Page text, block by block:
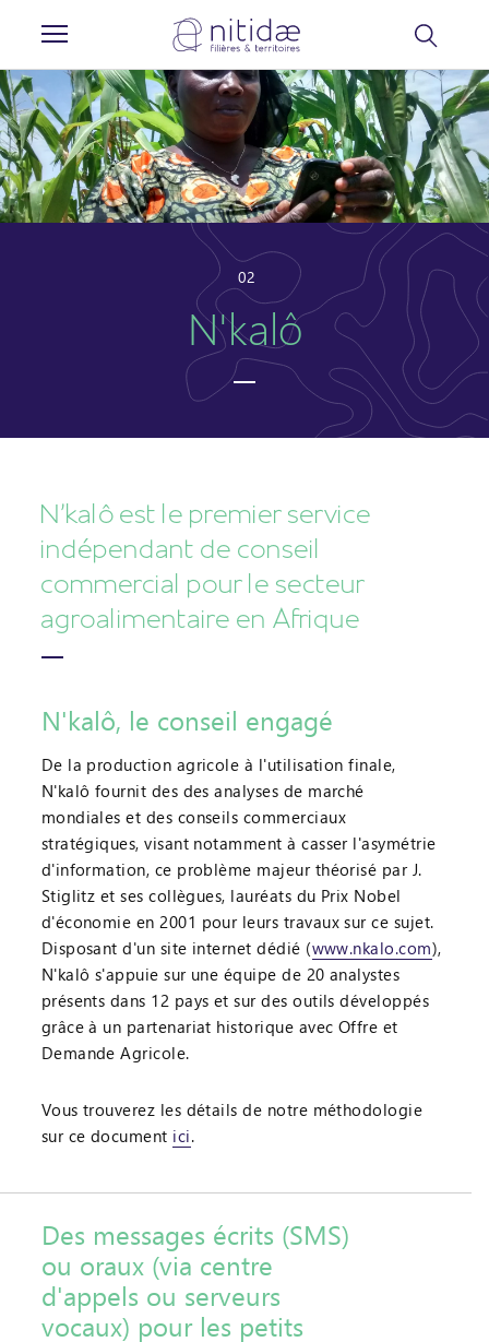
02
N'kalô
N'kalô est le premier service
indépendant de conseil
commercial pour le secteur
agroalimentaire en Afrique
N'kalô, le conseil engagé
De la production agricole à l'utilisation finale,
N'kalô fournit des des analyses de marché
mondiales et des conseils commerciaux
stratégiques, visant notamment à casser l'asymétrie
d'information, ce problème majeur théorisé par J.
Stiglitz et ses collègues, lauréats du Prix Nobel
d'économie en 2001 pour leurs travaux sur ce sujet.
Disposant d'un site internet dédié (www.nkalo.com),
N'kalô s'appuie sur une équipe de 20 analystes
présents dans 12 pays et sur des outils développés
grâce à un partenariat historique avec Offre et
Demande Agricole.
Vous trouverez les détails de notre méthodologie
sur ce document ici.
Des messages écrits (SMS)
ou oraux (via centre
d'appels ou serveurs
vocaux) pour les petits
Panneau de gestion des cookies